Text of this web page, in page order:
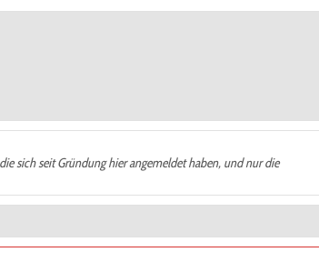
sich seit Gründung hier angemeldet haben, und nur die